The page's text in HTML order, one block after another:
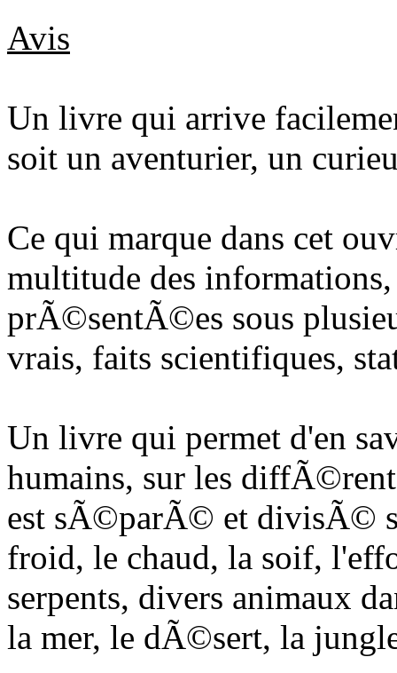
Avis
Un livre qui arrive
soit un aventurier, un
Ce qui marque dans cet
multitude des
prÃ©sentÃ©es sous
vrais, faits scientifiques,
Un livre qui permet d'en
humains, sur les
est sÃ©parÃ© et divisÃ©
froid, le chaud, la soif,
serpents, divers animaux
la mer, le dÃ©sert, la